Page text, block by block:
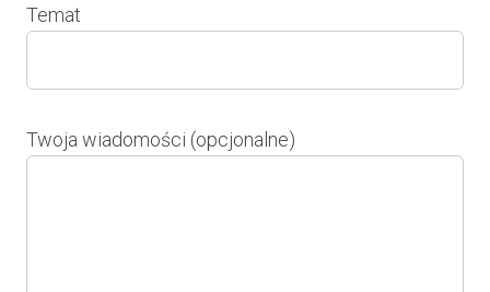
Temat
Twoja wiadomości (opcjonalne)